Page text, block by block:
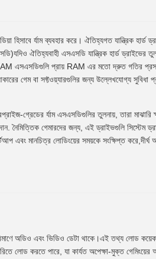
হিসাবে র্যাম ব্যবহার করে। ঐতিহ্যগত যান্ত্রিক হার্ড
ঐতিহ্যবাহী এসএসডি যান্ত্রিক হার্ড ড্রাইভের
RAM এসএসডিগুলি প্রায় RAM এর মতো দ্রুত গতির
গেম বা সফ্টওয়্যারগুলির জন্য উল্লেখযোগ্য সুবিধা
গ্রেডের র্যাম এসএসডিগুলির তুলনায়, তারা মাঝারি
নৈমিত্তিক গেমারদের জন্য, এই ড্রাইভগুলি সিস্টেম
এবং মানচিত্র লোডিংয়ের সময়কে সংক্ষিপ্ত করে,দীর্ঘ
অডিও এবং ভিডিও ডেটা থাকে।এই তথ্য লোড
লোড করতে পারে, যা কার্যত অপেক্ষা-মুক্ত গেমিংয়ের